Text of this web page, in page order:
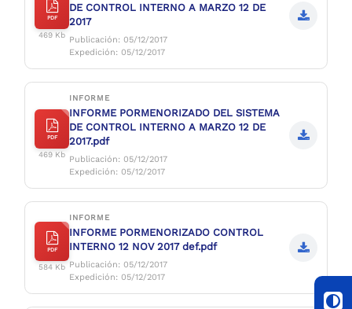
PDF
469 Kb
DE CONTROL INTERNO A MARZO 12 DE
2017
Publicación: 05/12/2017
Expedición: 05/12/2017
PDF
469 Kb
INFORME
INFORME PORMENORIZADO DEL SISTEMA
DE CONTROL INTERNO A MARZO 12 DE
2017.pdf
Publicación: 05/12/2017
Expedición: 05/12/2017
PDF
584 Kb
INFORME
INFORME PORMENORIZADO CONTROL
INTERNO 12 NOV 2017 def.pdf
Publicación: 05/12/2017
Expedición: 05/12/2017